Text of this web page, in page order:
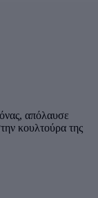
απόλαυσε
κουλτούρα της